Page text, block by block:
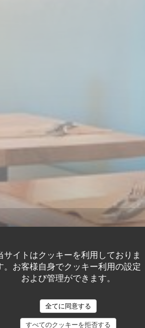
サイトはクッキーを利用しておりま
。お客様自身でクッキー利用の設定
および管理ができます。
全てに同意する
すべてのクッキーを拒否する